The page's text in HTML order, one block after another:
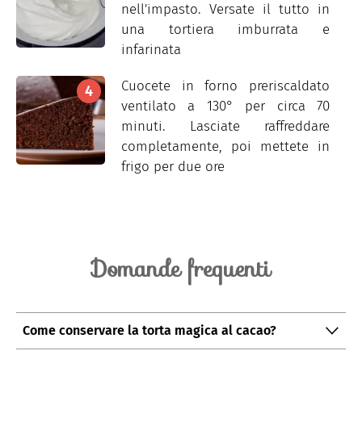
nell'impasto. Versate il tutto in
una tortiera imburrata e
infarinata
Cuocete in forno preriscaldato
ventilato a 130° per circa 70
minuti. Lasciate raffreddare
completamente, poi mettete in
frigo per due ore
Domande frequenti
Come conservare la torta magica al cacao?